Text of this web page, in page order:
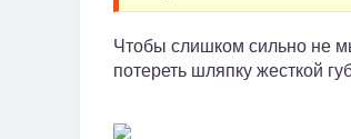
Чтобы слишком сильно не
потереть шляпку жесткой